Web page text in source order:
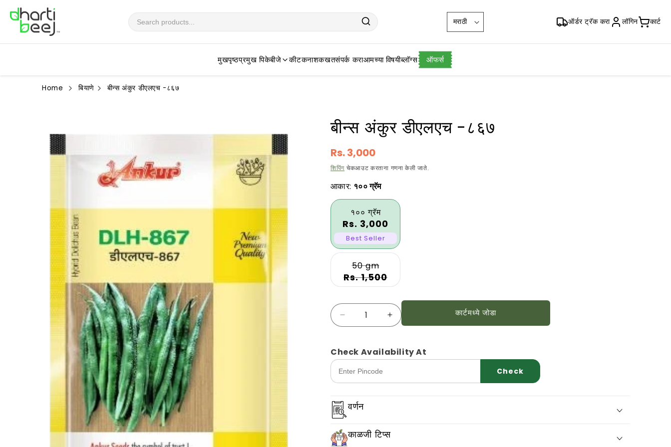
सामग्रीवर
जा
भा
षा
मराठी ऑर्डर ट्रॅक करा लॉगिन कार्ट
मुखपृष्ठप्रमुख पिकेबीजे कीटकनाशकखतसंपर्क कराआमच्या विषयीब्लॉग्स ऑफर्स
Home बियाणे बीन्स अंकुर डीएलएच -८६७
जा
बीन्स अंकुर डीएलएच -८६७
नियमित
किंमत
Rs. 3,000
शिपिंग चेकआउट करताना गणना केली जाते.
आकार: १०० ग्रॅम
१०० ग्रॅम
Rs. 3,000
Best Seller
50 gm
Rs. 1,500
प्रमाण
अंकुर
-८६७
साठी
प्रमाण
कमी
बीन्स
अंकुर
-८६७
साठी
वाढवा.
कार्टमध्ये जोडा
Check Availability At
Check
वर्णन
काळजी टिप्स